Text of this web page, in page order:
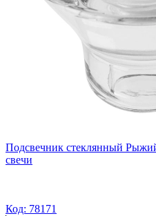
Подсвечник стеклянный
свечи
Код: 78171